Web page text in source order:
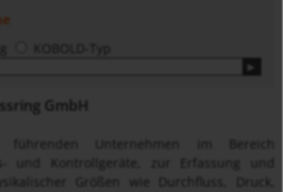
KOBOLD-Typ
GmbH
Unternehmen im Bereich
und Kontrollgeräte, zur Erfassung und
Größen wie Durchfluss, Druck,